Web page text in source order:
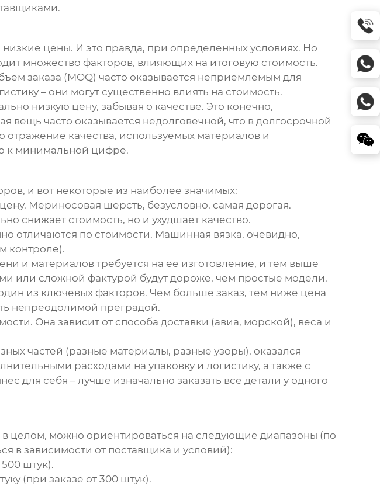
цены. И это правда, при определенных условиях. Но
множество факторов, влияющих на итоговую стоимость.
заказа (MOQ) часто оказывается неприемлемым для
– они могут существенно влиять на стоимость.
низкую цену, забывая о качестве. Это конечно,
вещь часто оказывается недолговечной, что в долгосрочной
качества, используемых материалов и
к минимальной цифре.
и вот некоторые из наиболее значимых:
Мериносовая шерсть, безусловно, самая дорогая.
снижает стоимость, но и ухудшает качество.
отличаются по стоимости. Машинная вязка, очевидно,
контроле).
и материалов требуется на ее изготовление, и тем выше
или сложной фактурой будут дороже, чем простые модели.
из ключевых факторов. Чем больше заказ, тем ниже цена
непреодолимой преградой.
Она зависит от способа доставки (авиа, морской), веса и
частей (разные материалы, разные узоры), оказался
расходами на упаковку и логистику, а также с
для себя – лучше изначально заказать все детали у одного
целом, можно ориентироваться на следующие диапазоны (по
в зависимости от поставщика и условий):
500 штук).
(при заказе от 300 штук).